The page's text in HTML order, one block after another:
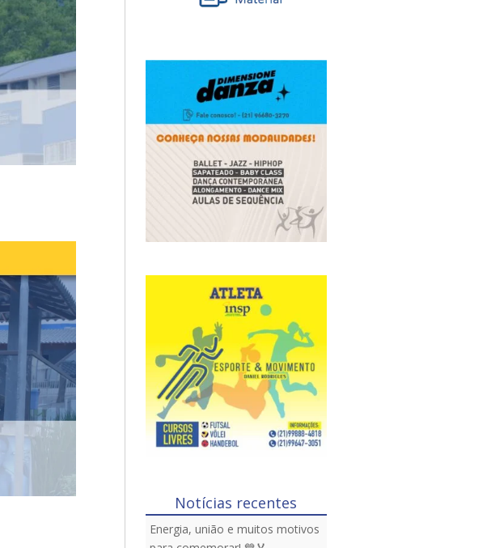
Notícias recentes
Energia, união e muitos motivos